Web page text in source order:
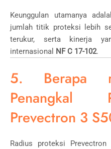
Keunggulan utamanya
jumlah titik proteksi lebih
terukur, serta kinerja
internasional NF C 17-102.
5. Berapa
Penangkal
Prevectron 3
Radius proteksi